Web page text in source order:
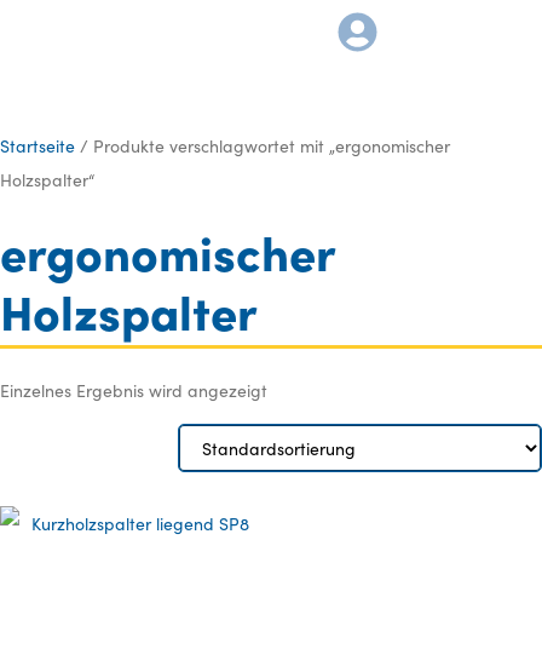
Startseite / Produkte verschlagwortet mit „ergonomischer
Holzspalter“
ergonomischer
Holzspalter
Einzelnes Ergebnis wird angezeigt